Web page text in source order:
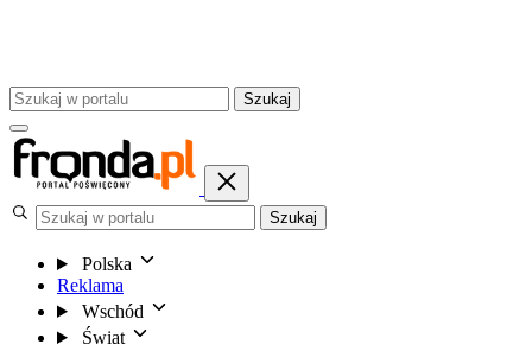
Szukaj
Szukaj
Polska
Reklama
Wschód
Świat